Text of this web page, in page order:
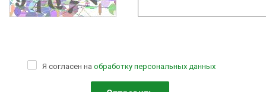
Я согласен на обработку персональных данных